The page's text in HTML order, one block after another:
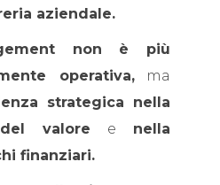
aziendale.
non è più
operativa,ma
strategica nella
valore e nella
finanziari.